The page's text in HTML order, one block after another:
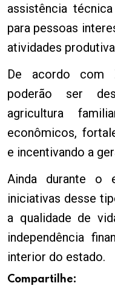
assistência
para pessoas
atividades
De acordo com
poderão ser
agricultura
econômicos,
e incentivando a
Ainda durante o
iniciativas desse
a qualidade de
independência
interior do estado.
Compartilhe: